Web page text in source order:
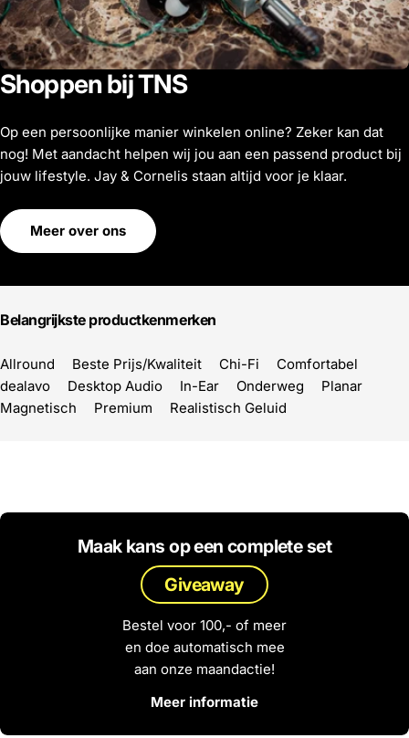
Shoppen bij TNS
Op een persoonlijke manier winkelen online? Zeker kan dat
nog! Met aandacht helpen wij jou aan een passend product bij
jouw lifestyle. Jay & Cornelis staan altijd voor je klaar.
Meer over ons
Belangrijkste productkenmerken
Allround Beste Prijs/Kwaliteit Chi-Fi
Comfortabel
dealavo
Desktop Audio In-Ear Onderweg
Planar
Magnetisch
Premium Realistisch Geluid
Maak kans op een complete set
Giveaway
Bestel voor 100,- of meer
en doe automatisch mee
aan onze maandactie!
Meer informatie